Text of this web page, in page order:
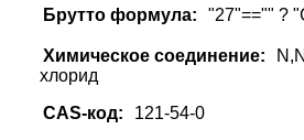
Брутто формула:
"27"=="" ?
Химическое соединение:
хлорид
CAS-код:
121-54-0